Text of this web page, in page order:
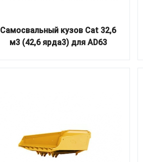
Самосвальный кузов Cat 32,6
м3 (42,6 ярда3) для AD63